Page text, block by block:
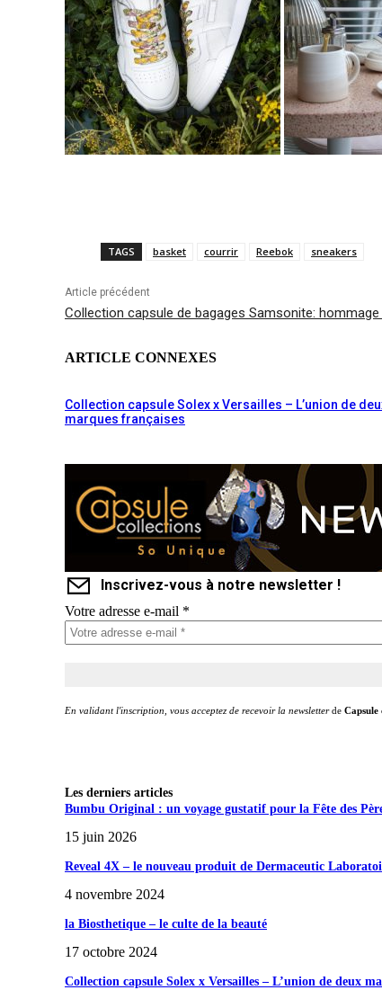
TAGS basket courrir Reebok sneakers
Article précédent
Collection capsule de bagages Samsonite: hommage
ARTICLE CONNEXES
Collection capsule Solex x Versailles – L’union de
marques françaises
Inscrivez-vous à notre newsletter !
Votre adresse e-mail *
En validant l'inscription, vous acceptez de recevoir la newsletterde Capsule
Les derniers articles
Bumbu Original : un voyage gustatif pour la Fête des
15 juin 2026
Reveal 4X – le nouveau produit de Dermaceutic
4 novembre 2024
la Biosthetique – le culte de la beauté
17 octobre 2024
Collection capsule Solex x Versailles – L’union de deux